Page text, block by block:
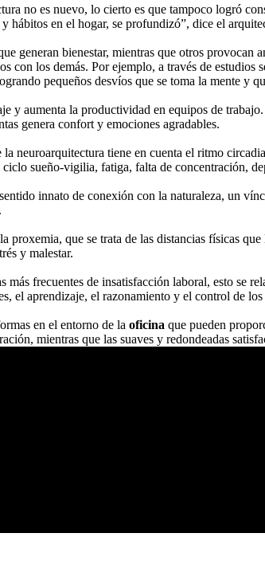
no es nuevo, lo cierto es que tampoco logró
hábitos en el hogar, se profundizó”, dice el
generan bienestar, mientras que otros provocan
con los demás. Por ejemplo, a través de estudios
pequeños desvíos que se toma la mente y
y aumenta la productividad en equipos de
genera confort y emociones agradables.
neuroarquitectura tiene en cuenta el ritmo
sueño-vigilia, fatiga, falta de concentración,
innato de conexión con la naturaleza, un
proxemia, que se trata de las distancias físicas
y malestar.
más frecuentes de insatisfacción laboral, esto se
el aprendizaje, el razonamiento y el control de
en el entorno de la oficina que pueden
mientras que las suaves y redondeadas